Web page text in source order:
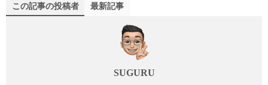
この記事の投稿者 最新記事
SUGURU